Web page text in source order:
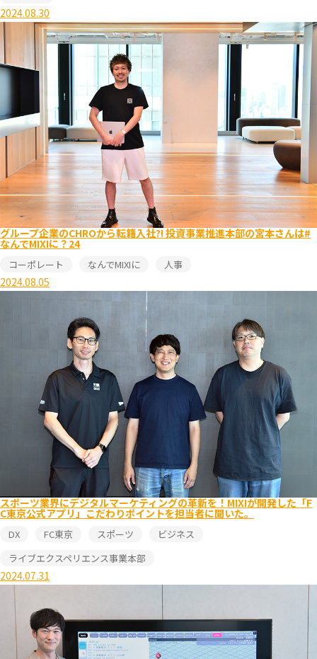
2024.08.30
グループ企業のCHROから転籍入社?! 投資事業推進本部の宮本さんは#
なんでMIXIに？24
コーポレート なんでMIXIに 人事
2024.08.05
スポーツ業界にデジタルマーケティングの革新を！MIXIが開発した「F
C東京公式アプリ」こだわりポイントを担当者に聞いた。
DX FC東京 スポーツ
ビジネス
ライブエクスペリエンス事業本部
2024.07.31